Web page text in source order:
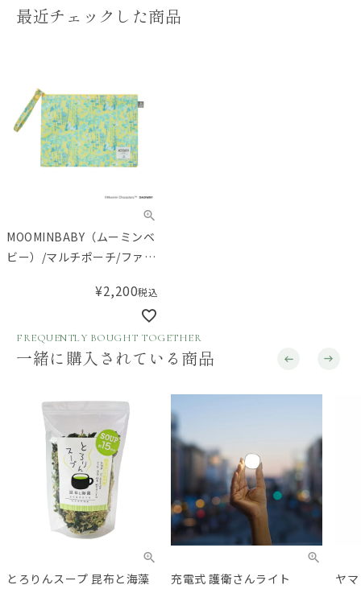
最近チェックした商品
MOOMINBABY（ムーミンベ
ビー）/マルチポーチ/ファミ
¥2,200税込
FREQUENTLY BOUGHT TOGETHER
一緒に購入されている商品
とろりんスープ 昆布と海藻 充電式 護衛さんライト
ヤ